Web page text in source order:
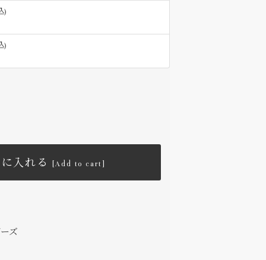
)
)
入れる [Add to cart]
ズ